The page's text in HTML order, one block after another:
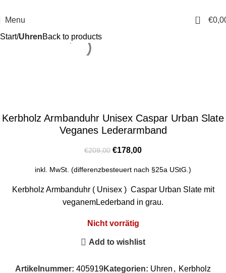
Menu 0 €
Start UhrenBack to products
Kerbholz Armbanduhr Unisex Caspar Urban Slate
Veganes Lederarmband
€209,00 €178,00
inkl. MwSt. (differenzbesteuert nach §25a UStG.)
Kerbholz Armbanduhr ( Unisex ) Caspar Urban Slate mit
veganemLederband in grau.
Nicht vorrätig
Add to wishlist
Artikelnummer: 405919Kategorien: Uhren , Kerbholz